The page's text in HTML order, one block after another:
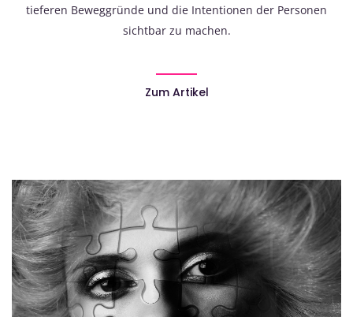
tieferen Beweggründe und die Intentionen der Personen
sichtbar zu machen.
Zum Artikel